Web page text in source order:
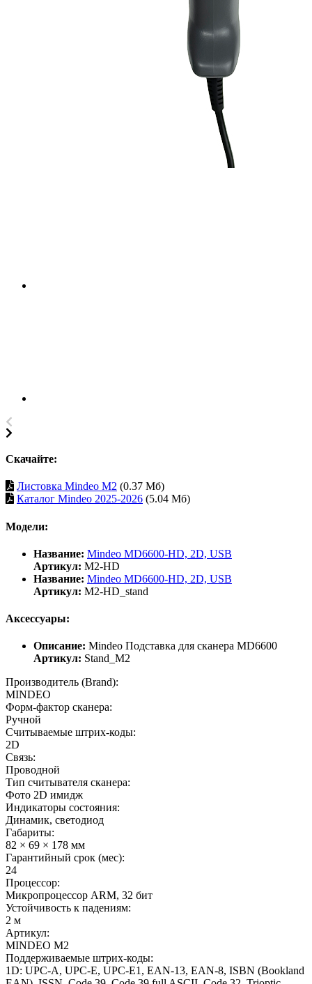
Скачайте:
Листовка Mindeo M2 (0.37 Мб)
Каталог Mindeo 2025-2026 (5.04 Мб)
Модели:
Название: Mindeo MD6600-HD, 2D, USB
Артикул: M2-HD
Название: Mindeo MD6600-HD, 2D, USB
Артикул: M2-HD_stand
Аксессуары:
Описание: Mindeo Подставка для сканера MD6600
Артикул: Stand_M2
Производитель (Brand):
MINDEO
Форм-фактор сканера:
Ручной
Считываемые штрих-коды:
2D
Связь:
Проводной
Тип считывателя сканера:
Фото 2D имидж
Индикаторы состояния:
Динамик, светодиод
Габариты:
82 × 69 × 178 мм
Гарантийный срок (мес):
24
Процессор:
Микропроцессор ARM, 32 бит
Устойчивость к падениям:
2 м
Артикул:
MINDEO M2
Поддерживаемые штрих-коды:
1D: UPC-A, UPC-E, UPC-E1, EAN-13, EAN-8, ISBN (Bookland